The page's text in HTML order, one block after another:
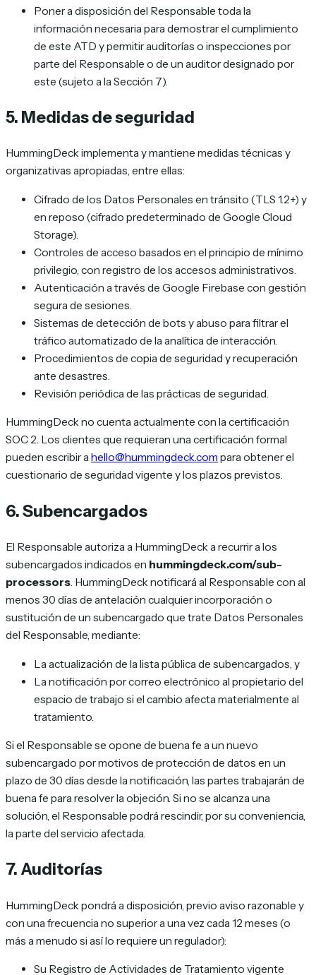
Poner a disposición del Responsable toda la
información necesaria para demostrar el cumplimiento
de este ATD y permitir auditorías o inspecciones por
parte del Responsable o de un auditor designado por
este (sujeto a la Sección 7).
5. Medidas de seguridad
HummingDeck implementa y mantiene medidas técnicas y
organizativas apropiadas, entre ellas:
Cifrado de los Datos Personales en tránsito (TLS 1.2+) y
en reposo (cifrado predeterminado de Google Cloud
Storage).
Controles de acceso basados en el principio de mínimo
privilegio, con registro de los accesos administrativos.
Autenticación a través de Google Firebase con gestión
segura de sesiones.
Sistemas de detección de bots y abuso para filtrar el
tráfico automatizado de la analítica de interacción.
Procedimientos de copia de seguridad y recuperación
ante desastres.
Revisión periódica de las prácticas de seguridad.
HummingDeck no cuenta actualmente con la certificación
SOC 2. Los clientes que requieran una certificación formal
pueden escribir ahello@hummingdeck.com para obtener el
cuestionario de seguridad vigente y los plazos previstos.
6. Subencargados
El Responsable autoriza a HummingDeck a recurrir a los
subencargados indicados en hummingdeck.com/sub-
processors. HummingDeck notificará al Responsable con al
menos 30 días de antelación cualquier incorporación o
sustitución de un subencargado que trate Datos Personales
del Responsable, mediante:
La actualización de la lista pública de subencargados, y
La notificación por correo electrónico al propietario del
espacio de trabajo si el cambio afecta materialmente al
tratamiento.
Si el Responsable se opone de buena fe a un nuevo
subencargado por motivos de protección de datos en un
plazo de 30 días desde la notificación, las partes trabajarán de
buena fe para resolver la objeción. Si no se alcanza una
solución, el Responsable podrá rescindir, por su conveniencia,
la parte del servicio afectada.
7. Auditorías
HummingDeck pondrá a disposición, previo aviso razonable y
con una frecuencia no superior a una vez cada 12 meses (o
más a menudo si así lo requiere un regulador):
Su Registro de Actividades de Tratamiento vigente